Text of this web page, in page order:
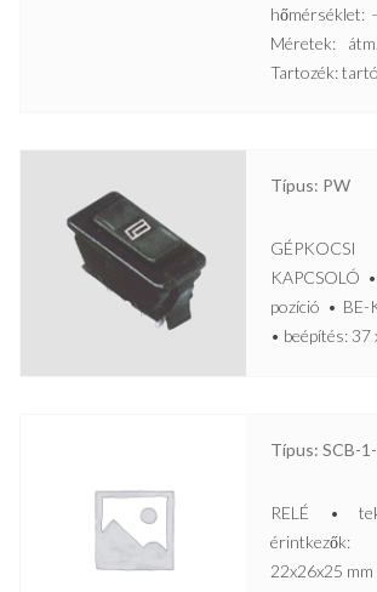
hőmérséklet:
Méretek:
Tartozék:
Típus: PW
GÉPKOCSI
KAPCSOLÓ
pozíció • BE-
• beépítés: 37
Típus: SCB-
RELÉ •
22x26x25 mm